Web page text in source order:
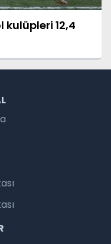
kulüpleri 12,4